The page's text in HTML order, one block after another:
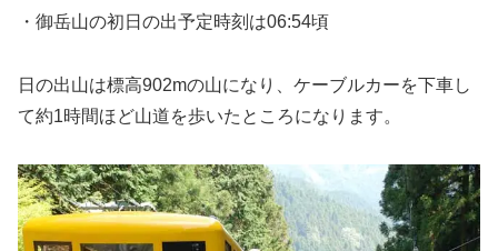
・御岳山の初日の出予定時刻は06:54頃
日の出山は標高902mの山になり、ケーブルカーを下車し
て約1時間ほど山道を歩いたところになります。